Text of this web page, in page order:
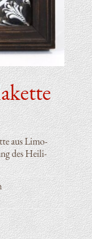
aus Limo­
des Hei­li­